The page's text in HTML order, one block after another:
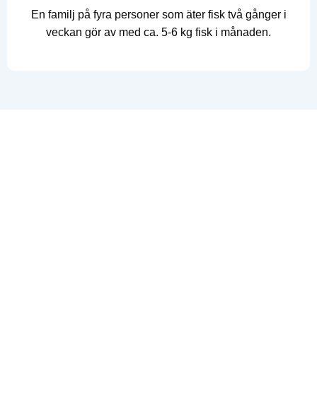
En familj på fyra personer som äter fisk två gånger i
veckan gör av med ca. 5-6 kg fisk i månaden.